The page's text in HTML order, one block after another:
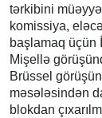
tərkibini
komissiya,
başlamaq üçün
Mişellə
Brüssel
məsələsindən
blokdan